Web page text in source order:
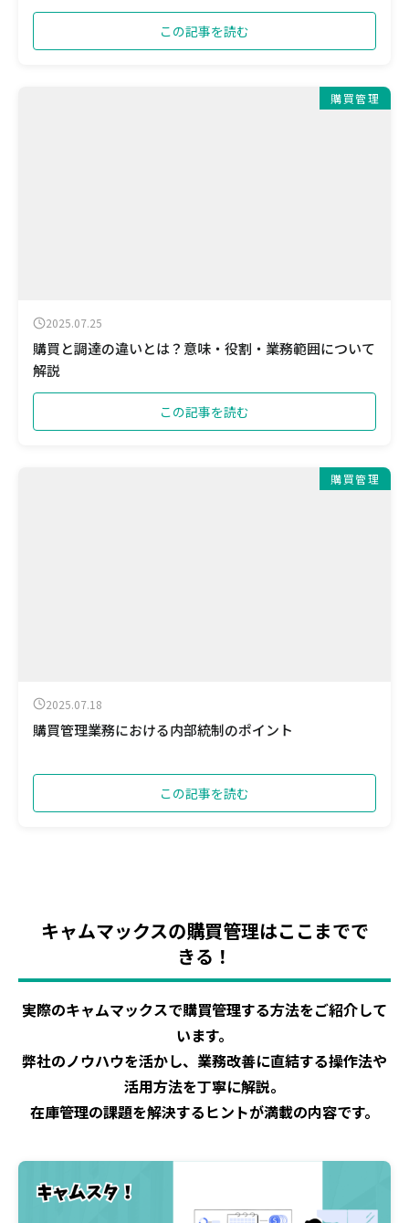
この記事を読む
購買管理
2025.07.25
購買と調達の違いとは？意味・役割・業務範囲について
解説
この記事を読む
購買管理
2025.07.18
購買管理業務における内部統制のポイント
この記事を読む
キャムマックスの購買管理はここまでで
きる！
実際のキャムマックスで購買管理する方法をご紹介して
います。
弊社のノウハウを活かし、業務改善に直結する操作法や
活用方法を丁寧に解説。
在庫管理の課題を解決するヒントが満載の内容です。